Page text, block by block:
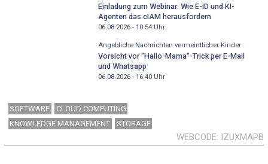
Einladung zum Webinar: Wie E-ID und KI-
Agenten das cIAM herausfordern
06.08.2026 - 10:54Uhr
Angebliche Nachrichten vermeintlicher Kinder
Vorsicht vor "Hallo-Mama"-Trick per E-Mail
und Whatsapp
06.08.2026 - 16:40Uhr
SOFTWARE
CLOUD COMPUTING
KNOWLEDGE MANAGEMENT
STORAGE
WEBCODE IZUXMAPB